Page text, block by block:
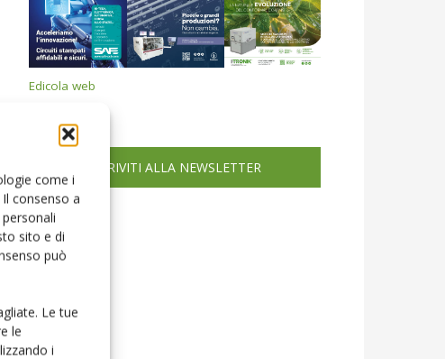
come i
consenso a
sito e di
può
Le tue
le
i
Edicola web
ISCRIVITI ALLA NEWSLETTER